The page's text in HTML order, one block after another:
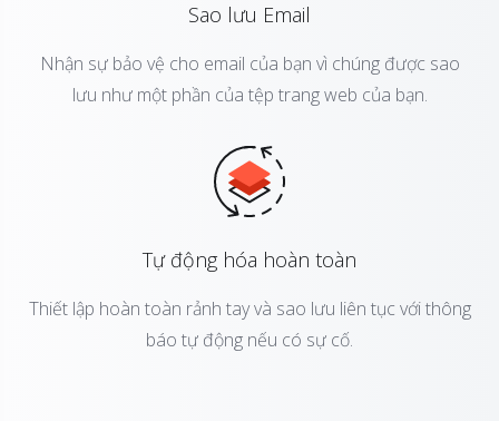
Sao lưu Email
Nhận sự bảo vệ cho email của bạn vì chúng được sao
lưu như một phần của tệp trang web của bạn.
Tự động hóa hoàn toàn
Thiết lập hoàn toàn rảnh tay và sao lưu liên tục với thông
báo tự động nếu có sự cố.